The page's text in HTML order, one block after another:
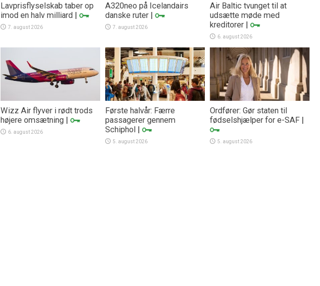
Lavprisflyselskab taber op
imod en halv milliard |
7. august 2026
A320neo på Icelandairs
danske ruter |
7. august 2026
Air Baltic tvunget til at
udsætte møde med
kreditorer |
6. august 2026
Wizz Air flyver i rødt trods
højere omsætning |
6. august 2026
Første halvår: Færre
passagerer gennem
Schiphol |
5. august 2026
Ordfører: Gør staten til
fødselshjælper for e-SAF |
5. august 2026